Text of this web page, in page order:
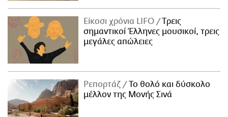
Είκοσι χρόνια LIFO
Tρεις
σημαντικοί Έλληνες μουσικοί, τρεις
μεγάλες απώλειες
Ρεπορτάζ
Το θολό και δύσκολο
μέλλον της Μονής Σινά